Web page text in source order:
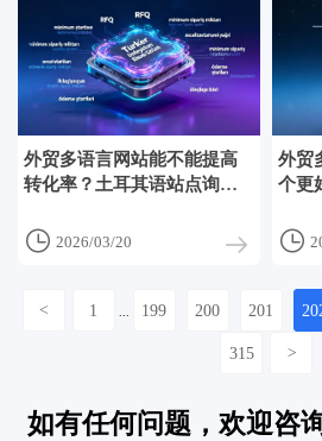
外贸多语言网站能不能提高
转化率？土耳其语站点询盘
语版37%的归因分析
 2026/03/20
外贸
个更
移成

< 1 199 200 201
315 >
如有任何问题，欢迎咨